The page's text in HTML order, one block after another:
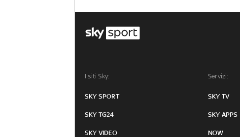
I siti Sky:
SKY SPORT
SKY TG24
SKY VIDEO
Servizi:
SKY TV
SKY APPS
NOW